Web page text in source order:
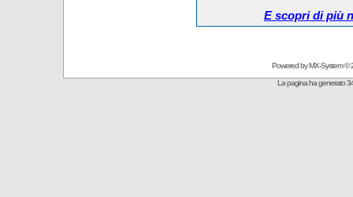
E scopri di più
Powered byMX-System©
La pagina ha generato